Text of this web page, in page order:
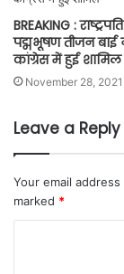
BREAKING :
पद्मभूषण तीजन
कांग्रेस में हुई शामिल
November 28, 2021
Leave a Reply
Your email
marked *